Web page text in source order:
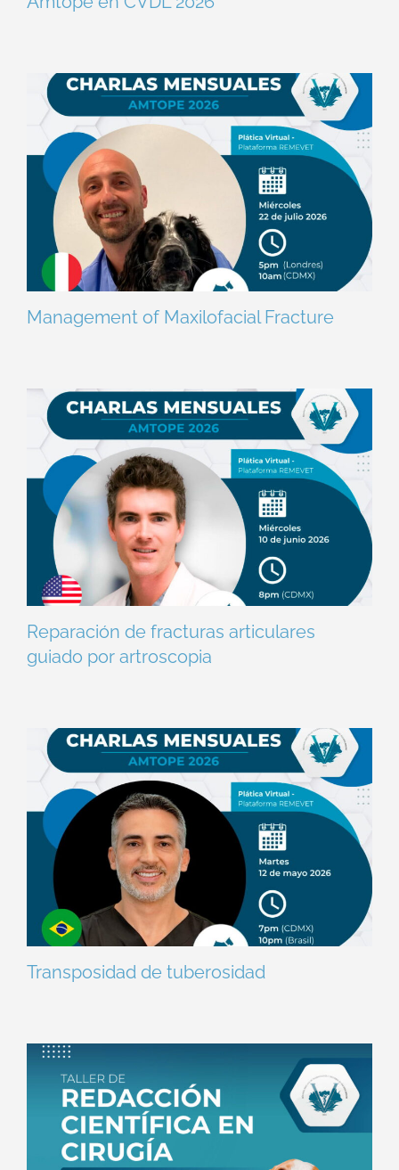
Management of Maxilofacial Fracture
Reparación de fracturas articulares
guiado por artroscopia
Transposidad de tuberosidad